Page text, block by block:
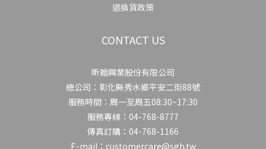
退換貨政策
CONTACT US
昕翰興業股份有限公司
總公司：彰化縣秀水鄉平安二街88號
服務時間：周一至周五08:30~17:30
服務專線：04-768-8777
傳真訂購：04-768-1166
E-mail：customercare@sgh.tw